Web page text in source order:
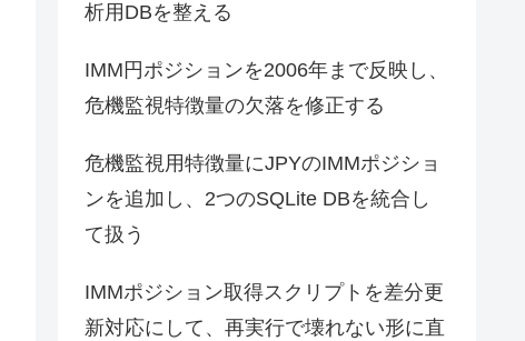
析用DBを整える
IMM円ポジションを2006年まで反映し、
危機監視特徴量の欠落を修正する
危機監視用特徴量にJPYのIMMポジショ
ンを追加し、2つのSQLite DBを統合し
て扱う
IMMポジション取得スクリプトを差分更
新対応にして、再実行で壊れない形に直